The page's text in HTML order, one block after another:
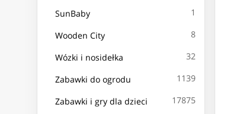
SunBaby 1
Wooden City 8
Wózki i nosidełka 32
Zabawki do ogrodu 1139
Zabawki i gry dla dzieci 17875